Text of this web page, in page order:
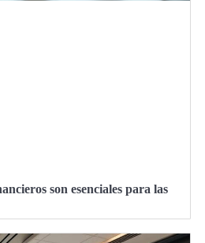
son esenciales para las